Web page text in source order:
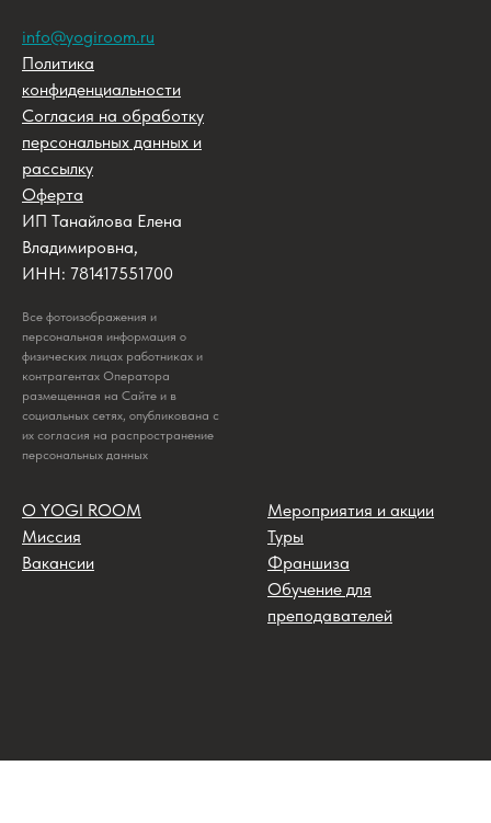
info@yogiroom.ru
Политика
конфиденциальности
Согласия на обработку
персональных данных и
рассылку
Оферта
ИП Танайлова Елена
Владимировна,
ИНН: 781417551700
Все фотоизображения и
персональная информация о
физических лицах работниках и
контрагентах Оператора
размещенная на Сайте и в
социальных сетях, опубликована с
их согласия на распространение
персональных данных
О YOGI ROOM
Миссия
Вакансии
Мероприятия и акции
Туры
Франшиза
Обучение для
преподавателей